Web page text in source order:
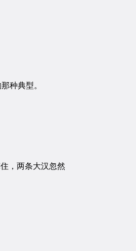
种典型。
，两条大汉忽然